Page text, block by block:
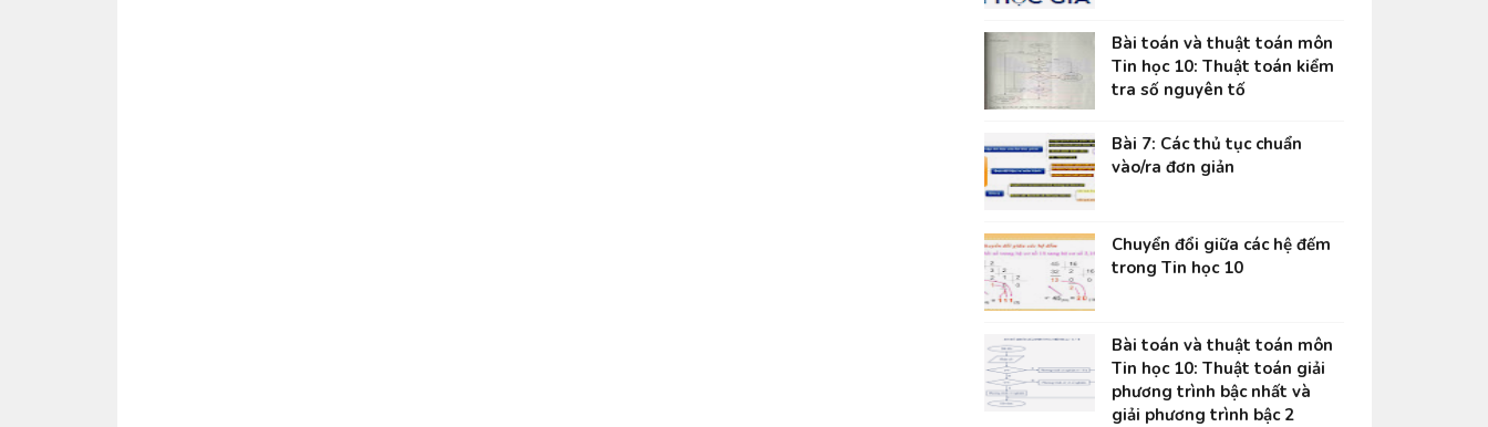
Bài toán và thuật toán môn
Tin học 10: Thuật toán kiểm
tra số nguyên tố
Bài 7: Các thủ tục chuẩn
vào/ra đơn giản
Chuyển đổi giữa các hệ đếm
trong Tin học 10
Bài toán và thuật toán môn
Tin học 10: Thuật toán giải
phương trình bậc nhất và
giải phương trình bậc 2